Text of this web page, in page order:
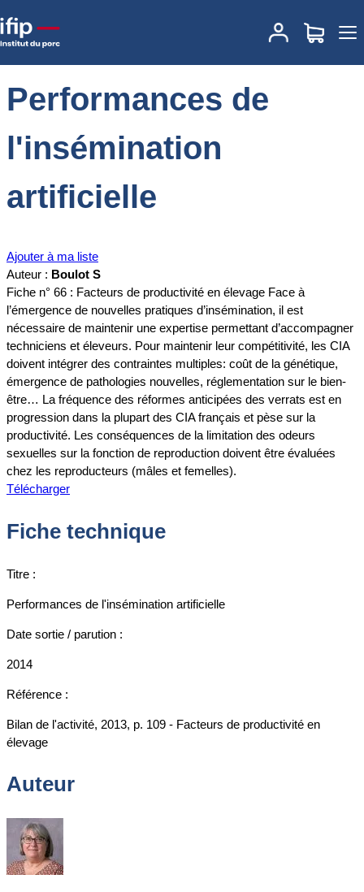
Accueil Performances de l'insémination artificielle
Performances de
l'insémination
artificielle
Ajouter à ma liste
Auteur : Boulot S
Fiche n° 66 : Facteurs de productivité en élevage Face à
l’émergence de nouvelles pratiques d’insémination, il est
nécessaire de maintenir une expertise permettant d’accompagner
techniciens et éleveurs. Pour maintenir leur compétitivité, les CIA
doivent intégrer des contraintes multiples: coût de la génétique,
émergence de pathologies nouvelles, réglementation sur le bien-
être… La fréquence des réformes anticipées des verrats est en
progression dans la plupart des CIA français et pèse sur la
productivité. Les conséquences de la limitation des odeurs
sexuelles sur la fonction de reproduction doivent être évaluées
chez les reproducteurs (mâles et femelles).
Télécharger
Fiche technique
Titre :
Performances de l'insémination artificielle
Date sortie / parution :
2014
Référence :
Bilan de l'activité, 2013, p. 109 - Facteurs de productivité en
élevage
Auteur